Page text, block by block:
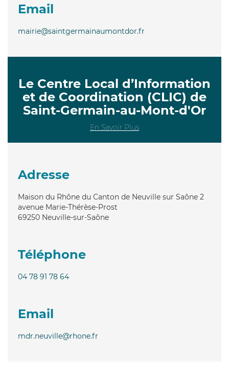
Email
mairie@saintgermainaumontdor.fr
Le Centre Local d’Information
et de Coordination (CLIC) de
Saint-Germain-au-Mont-d'Or
En Savoir Plus
Adresse
Maison du Rhône du Canton de Neuville sur Saône 2
avenue Marie-Thérèse-Prost
69250 Neuville-sur-Saône
Téléphone
04 78 91 78 64
Email
mdr.neuville@rhone.fr